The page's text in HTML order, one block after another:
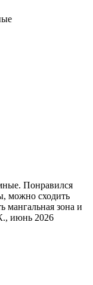
Понравился
можно сходить
мангальная зона и
июнь 2026